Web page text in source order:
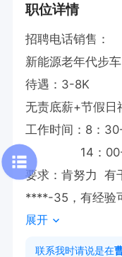
职位详情
招聘电话销售：
新能源老年代步车
待遇：3-8K
无责底薪+节假日
工作时间：8：
14
要求：肯努力  有
****-35，有经验
****
试用期一个月，
展开
联系我时请说是在